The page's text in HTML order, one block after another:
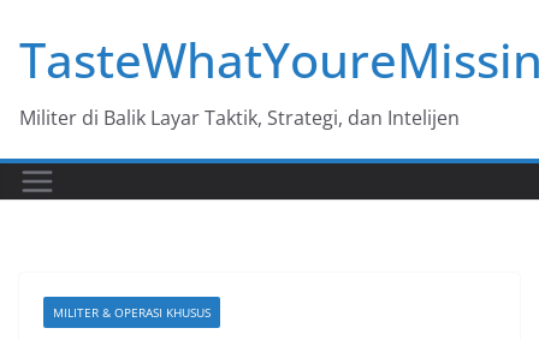
content
Militer di Balik Layar Taktik, Strategi, dan Intelijen
MILITER & OPERASI KHUSUS